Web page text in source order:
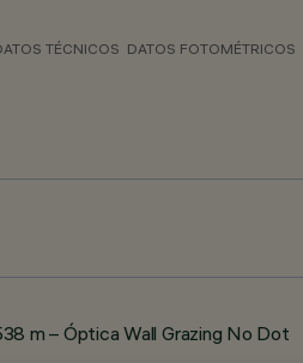
TÉCNICOS DATOS FOTOMÉTRICOS
m – Óptica Wall Grazing No Dot